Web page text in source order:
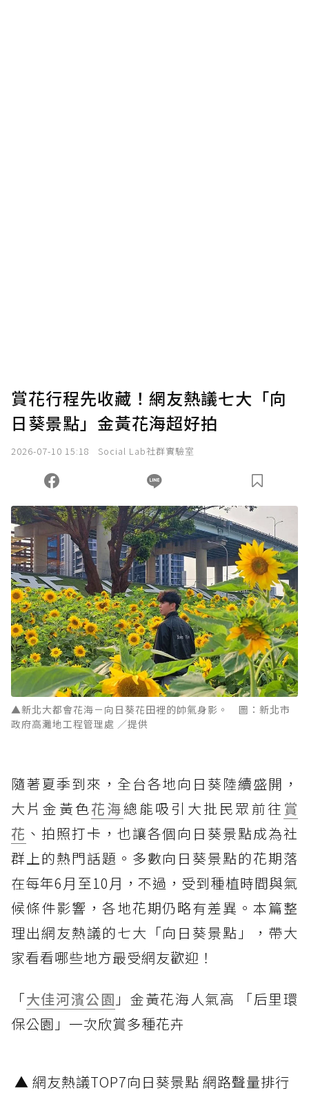
賞花行程先收藏！網友熱議七大「向
日葵景點」金黃花海超好拍
2026-07-10 15:18 Social Lab社群實驗室
▲新北大都會花海－向日葵花田裡的帥氣身影。 圖：新北市
政府高灘地工程管理處 ／提供
隨著夏季到來，全台各地向日葵陸續盛開，
大片金黃色花海總能吸引大批民眾前往 賞
花 、拍照打卡，也讓各個向日葵景點成為社
群上的熱門話題。多數向日葵景點的花期落
在每年6月至10月，不過，受到種植時間與氣
候條件影響，各地花期仍略有差異。本篇整
理出網友熱議的七大「向日葵景點」，帶大
家看看哪些地方最受網友歡迎！
「大佳河濱公園 」金黃花海人氣高 「后里環
保公園」一次欣賞多種花卉
▲ 網友熱議TOP7向日葵景點 網路聲量排行